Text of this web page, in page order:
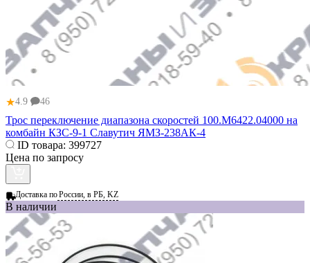
★4.9 46
Трос переключение диапазона скоростей 100.М6422.04000 на
комбайн КЗС-9-1 Славутич ЯМЗ-238АК-4
ID товара: 399727
Цена по запросу
Доставка поРоссии, в РБ, KZ
В наличии